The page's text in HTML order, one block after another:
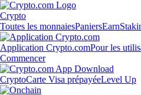
Crypto
Toutes les monnaiesPaniersEarn
Application Crypto.comPour les
Commencer
CryptoCarte Visa prépayéeLevel Up